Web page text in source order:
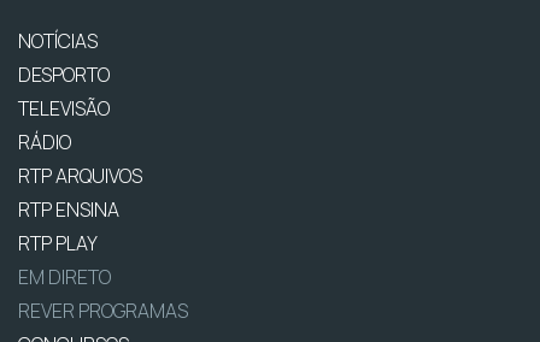
NOTÍCIAS
DESPORTO
TELEVISÃO
RÁDIO
RTP ARQUIVOS
RTP ENSINA
RTP PLAY
EM DIRETO
REVER PROGRAMAS